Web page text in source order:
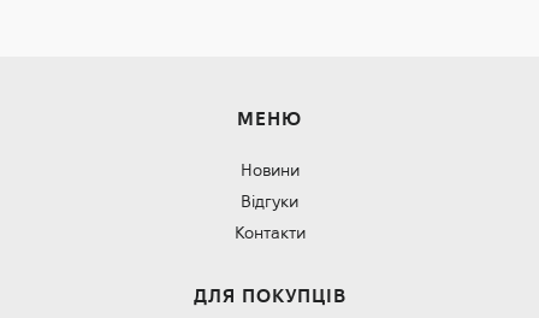
МЕНЮ
Новини
Відгуки
Контакти
ДЛЯ ПОКУПЦІВ